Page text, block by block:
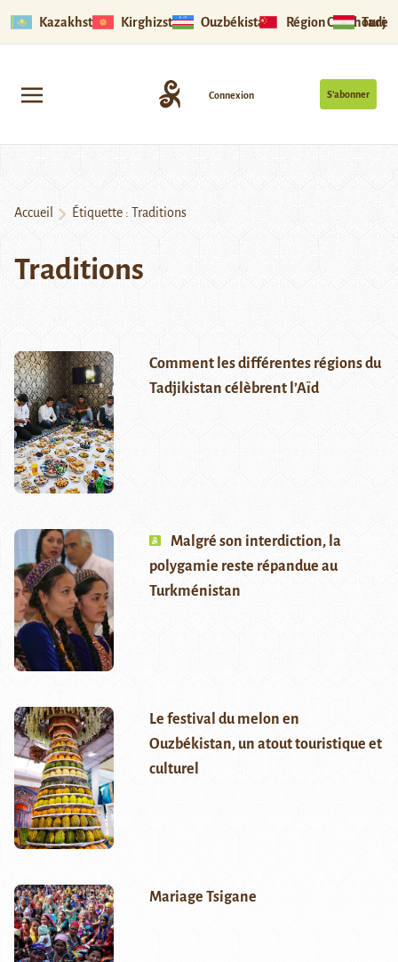
Kazakhstan Kirghizstan Ouzbékistan Région Ouïghoure
S’abonner
Connexion
Accueil Étiquette : Traditions
Traditions
Comment les différentes régions du
Tadjikistan célèbrent l’Aïd
Malgré son interdiction, la
polygamie reste répandue au
Turkménistan
Le festival du melon en
Ouzbékistan, un atout touristique et
culturel
Mariage Tsigane